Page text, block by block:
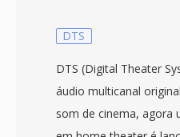
DTS
DTS (Digital Theater
áudio multicanal
som de cinema, agora